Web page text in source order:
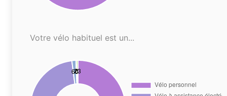
Votre vélo habituel est un...